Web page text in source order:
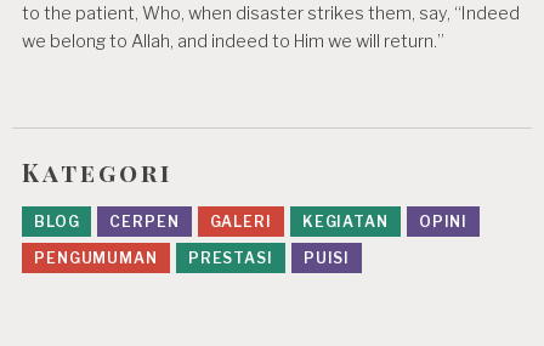
to the patient, Who, when disaster strikes them, say, “Indeed
we belong to Allah, and indeed to Him we will return.”
Kategori
BLOG CERPEN GALERI KEGIATAN
OPINI
PENGUMUMAN
PRESTASI PUISI